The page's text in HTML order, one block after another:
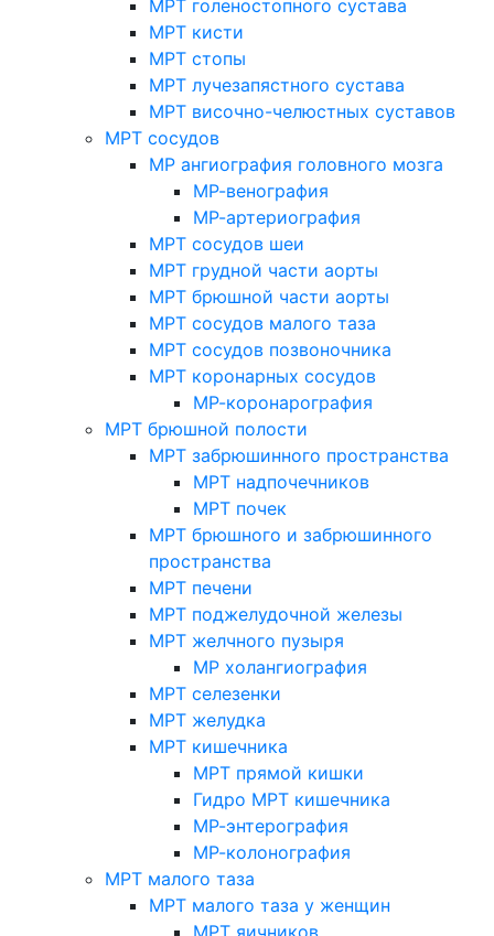
МРТ голеностопного сустава
МРТ кисти
МРТ стопы
МРТ лучезапястного сустава
МРТ височно-челюстных суставов
МРТ сосудов
МР ангиография головного мозга
МР-венография
МР-артериография
МРТ сосудов шеи
МРТ грудной части аорты
МРТ брюшной части аорты
МРТ сосудов малого таза
МРТ сосудов позвоночника
МРТ коронарных сосудов
МР-коронарография
МРТ брюшной полости
МРТ забрюшинного пространства
МРТ надпочечников
МРТ почек
МРТ брюшного и забрюшинного
пространства
МРТ печени
МРТ поджелудочной железы
МРТ желчного пузыря
МР холангиография
МРТ селезенки
МРТ желудка
МРТ кишечника
МРТ прямой кишки
Гидро МРТ кишечника
МР-энтерография
МР-колонография
МРТ малого таза
МРТ малого таза у женщин
МРТ яичников